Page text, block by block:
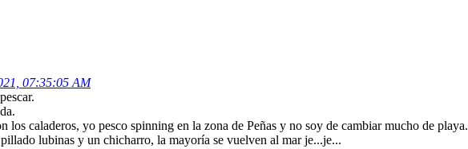
07:35:05 AM
los caladeros, yo pesco spinning en la zona de Peñas y no soy de cambiar mucho de playa.
lubinas y un chicharro, la mayoría se vuelven al mar je...je...